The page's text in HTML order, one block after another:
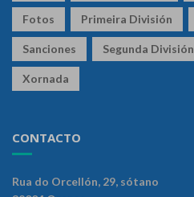
Fotos Primeira División
Sanciones Segunda División
Xornada
CONTACTO
Rua do Orcellón, 29, sótano